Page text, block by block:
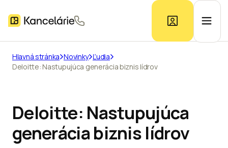
Ponuka kancelárií
Prieskum trhu
Kontakt
Hlavná stránka Novinky Ľudia
Deloitte: Nastupujúca generácia biznis lídrov
Deloitte: Nastupujúca
generácia biznis lídrov